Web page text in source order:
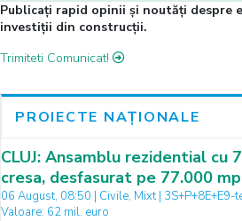
Publicați rapid opinii și noutăți despre
investiții din construcții.
Trimiteti Comunicat!
PROIECTE NAȚIONALE
CLUJ: Ansamblu rezidential cu
cresa, desfasurat pe 77.000 mp
06 August, 08:50 | Civile, Mixt | 3S+P+8E+E9-
Valoare: 62 mil. euro